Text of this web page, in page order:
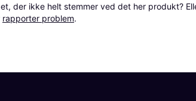
der ikke helt stemmer ved det her produkt?
rapporter problem.